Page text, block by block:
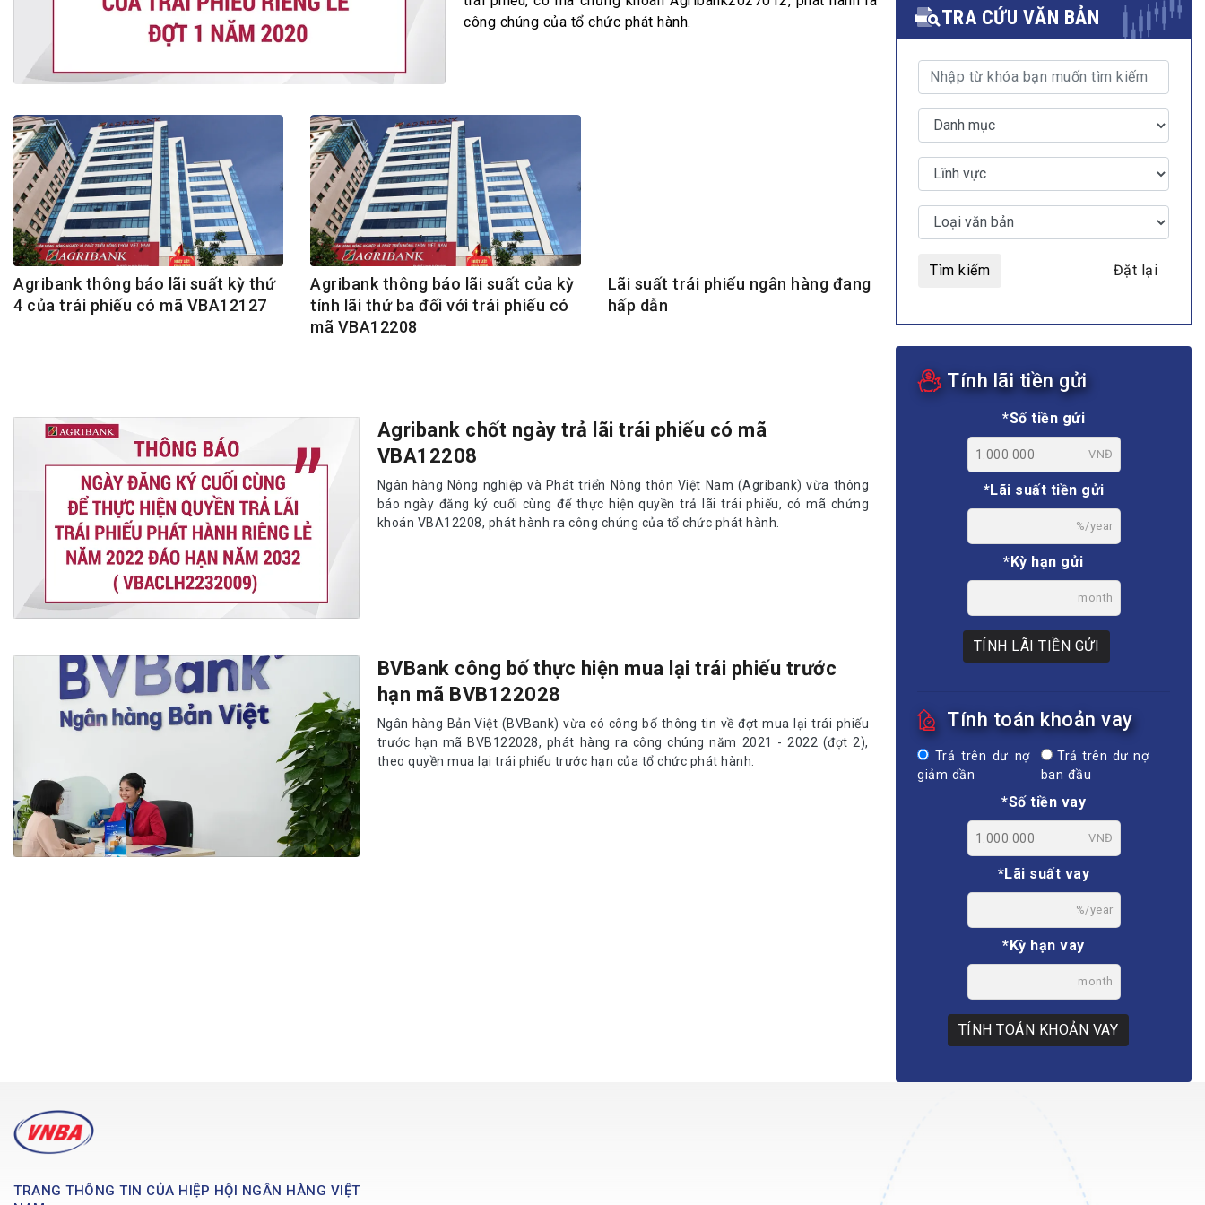
Bộ Chuẩn mực Đạo đức nghề nghiệp
Nhà quản trị
Cơ hội việc làm
GÓP Ý CHÍNH SÁCH
Dự thảo luật
Tư vấn – Hỏi đáp
Tra cứu văn bản
ĐẤU GIÁ TÀI SẢN
MULTIMEDIA
Video
E-magazines
công chúng của tổ chức phát hành.
Agribank thông báo lãi suất kỳ thứ
4 của trái phiếu có mã VBA12127
Agribank thông báo lãi suất của kỳ
tính lãi thứ ba đối với trái phiếu có
mã VBA12208
Lãi suất trái phiếu ngân hàng đang
hấp dẫn
Agribank chốt ngày trả lãi trái phiếu có mã
VBA12208
Ngân hàng Nông nghiệp và Phát triển Nông thôn Việt Nam (Agribank) vừa thông
báo ngày đăng ký cuối cùng để thực hiện quyền trả lãi trái phiếu, có mã chứng
khoán VBA12208, phát hành ra công chúng của tổ chức phát hành.
BVBank công bố thực hiện mua lại trái phiếu trước
hạn mã BVB122028
Ngân hàng Bản Việt (BVBank) vừa có công bố thông tin về đợt mua lại trái phiếu
trước hạn mã BVB122028, phát hàng ra công chúng năm 2021 - 2022 (đợt 2),
theo quyền mua lại trái phiếu trước hạn của tổ chức phát hành.
TRA CỨU VĂN BẢN
Tìm kiếm Đặt lại
Tính lãi tiền gửi
*Số tiền gửi
VNĐ
*Lãi suất tiền gửi
%/year
*Kỳ hạn gửi
month
TÍNH LÃI TIỀN GỬI
Tính toán khoản vay
Trả trên dư nợ
giảm dần
Trả trên dư nợ
ban đầu
*Số tiền vay
VNĐ
*Lãi suất vay
%/year
*Kỳ hạn vay
month
TÍNH TOÁN KHOẢN VAY
TRANG THÔNG TIN CỦA HIỆP HỘI NGÂN HÀNG VIỆT